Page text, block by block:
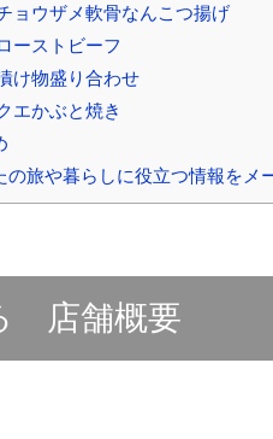
ョウザメ軟骨なんこつ揚げ
ーストビーフ
け物盛り合わせ
エかぶと焼き
旅や暮らしに役立つ情報をメ
店舗概要